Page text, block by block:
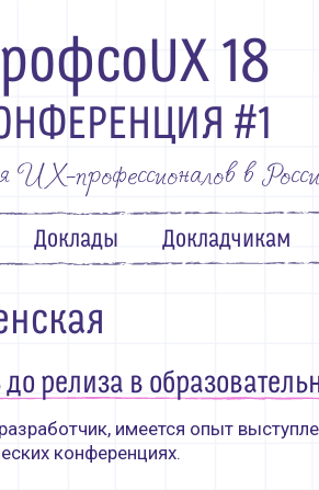
18
#1
UX-профессионалов в
Доклады Докладчикам
релиза в
имеется опыт
конференциях.